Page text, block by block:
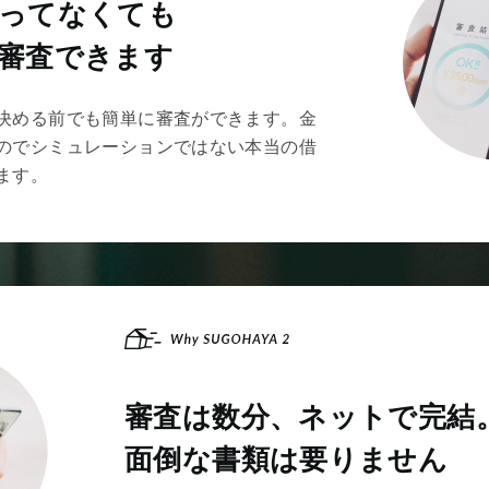
家探し前でも
てなくても
査できます
める前でも簡単に審査ができます。金
でシミュレーションではない本当の借
す。
審査は数分、 ネットで完結
面倒な書類は要りません